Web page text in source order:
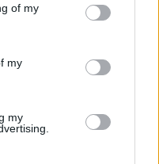
of my
my
my
et par punkter i
10 September 2016